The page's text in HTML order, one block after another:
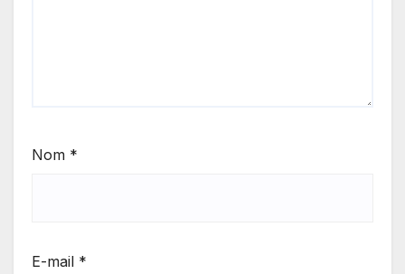
Nom *
E-mail *